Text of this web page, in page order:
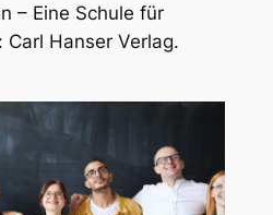
– Eine Schule für
Carl Hanser Verlag.